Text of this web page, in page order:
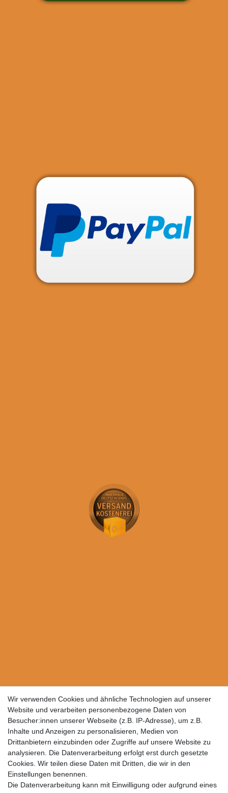
Wir verwenden Cookies und ähnliche Technologien auf unserer
Website und verarbeiten personenbezogene Daten von
Besucher:innen unserer Webseite (z.B. IP-Adresse), um z.B.
Inhalte und Anzeigen zu personalisieren, Medien von
Drittanbietern einzubinden oder Zugriffe auf unsere Website zu
analysieren. Die Datenverarbeitung erfolgt erst durch gesetzte
Cookies. Wir teilen diese Daten mit Dritten, die wir in den
Einstellungen benennen.
Die Datenverarbeitung kann mit Einwilligung oder aufgrund eines